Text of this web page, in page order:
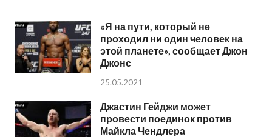
«Я на пути, который не
проходил ни один человек на
этой планете», сообщает Джон
Джонс
25.05.2021
Джастин Гейджи может
провести поединок против
Майкла Чендлера